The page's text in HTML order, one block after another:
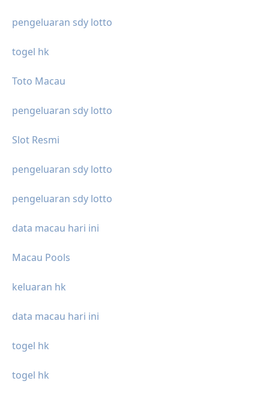
pengeluaran sdy lotto
togel hk
Toto Macau
pengeluaran sdy lotto
Slot Resmi
pengeluaran sdy lotto
pengeluaran sdy lotto
data macau hari ini
Macau Pools
keluaran hk
data macau hari ini
togel hk
togel hk